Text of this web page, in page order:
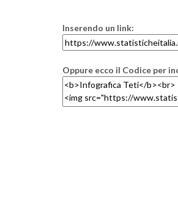
Inserendo un link:
Oppure ecco il Codice per